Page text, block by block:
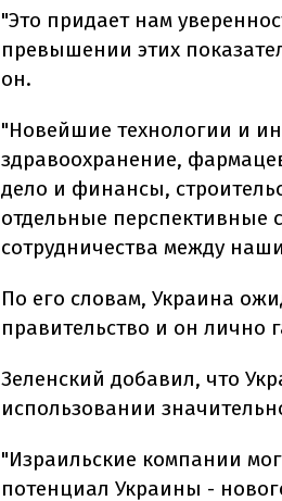
"Это придает нам
превышении этих
он.
"Новейшие технологии и
здравоохранение,
дело и финансы,
отдельные перспективные
сотрудничества между
По его словам, Украина
правительство и он лично
Зеленский добавил, что
использовании
"Израильские компании
потенциал Украины -